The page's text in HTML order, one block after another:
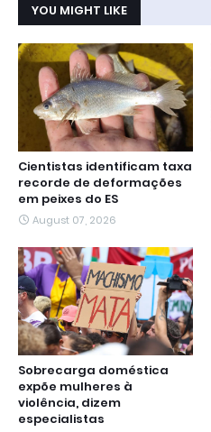
YOU MIGHT LIKE
Cientistas identificam taxa
recorde de deformações
em peixes do ES
August 07, 2026
Sobrecarga doméstica
expõe mulheres à
violência, dizem
especialistas